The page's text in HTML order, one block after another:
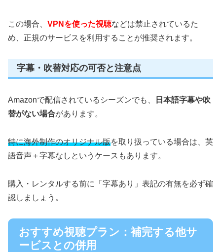
この場合、 VPNを使った視聴などは禁止されているた
め、正規のサービスを利用することが推奨されます。
字幕・吹替対応の可否と注意点
Amazonで配信されているシーズンでも、
日本語字幕や吹
替がない場合があります。
特に海外制作のオリジナル版を取り扱っている場合は、英
語音声＋字幕なしというケースもあります。
購入・レンタルする前に「字幕あり」表記の有無を必ず確
認しましょう。
おすすめ視聴プラン：補完する他サ
ービスとの併用